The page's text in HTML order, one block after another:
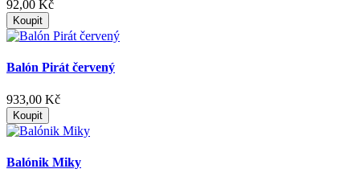
92,00 Kč
Koupit
Balón Pirát červený
933,00 Kč
Koupit
Balónik Miky